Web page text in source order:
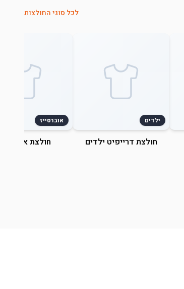
לכל סוגי החולצות
ילדים
חולצת דרייפיט ילדים
אוברסייז
חולצת